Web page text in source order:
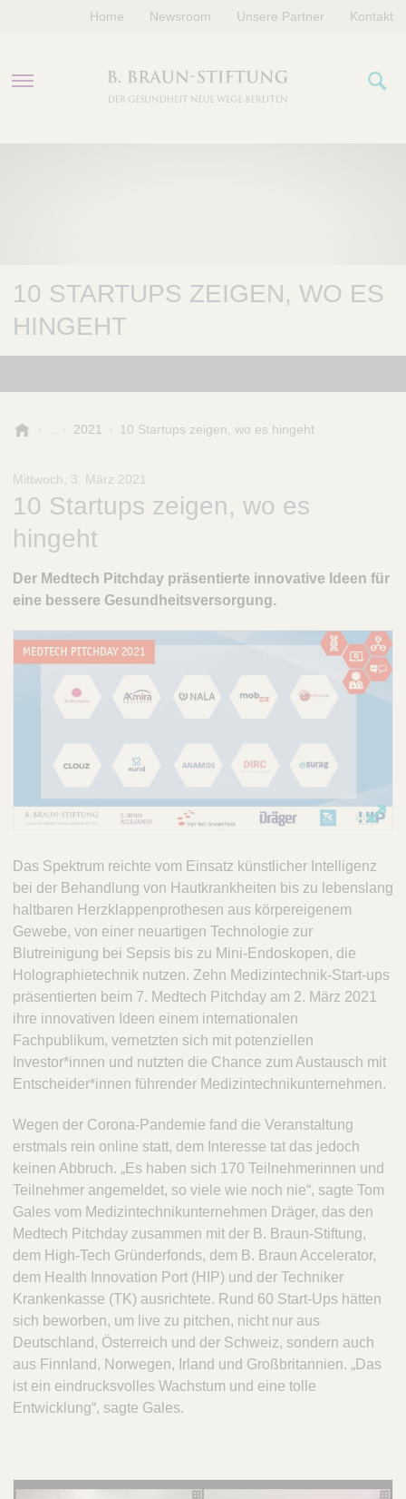
ÜBER UNS
Home Newsroom Unsere Partner Kontakt
10 STARTUPS ZEIGEN, WO ES
HINGEHT
r
a
S
t
f
t
2021 10 Startups zeigen, wo es hingeht
Mittwoch, 3. März 2021
10 Startups zeigen, wo es
hingeht
Der Medtech Pitchday präsentierte innovative Ideen für
eine bessere Gesundheitsversorgung.
Das Spektrum reichte vom Einsatz künstlicher Intelligenz
bei der Behandlung von Hautkrankheiten bis zu lebenslang
haltbaren Herzklappenprothesen aus körpereigenem
Gewebe, von einer neuartigen Technologie zur
Blutreinigung bei Sepsis bis zu Mini-Endoskopen, die
Holographietechnik nutzen. Zehn Medizintechnik-Start-ups
präsentierten beim 7. Medtech Pitchday am 2. März 2021
ihre innovativen Ideen einem internationalen
Fachpublikum, vernetzten sich mit potenziellen
Investor*innen und nutzten die Chance zum Austausch mit
Entscheider*innen führender Medizintechnikunternehmen.
Wegen der Corona-Pandemie fand die Veranstaltung
erstmals rein online statt, dem Interesse tat das jedoch
keinen Abbruch. „Es haben sich 170 Teilnehmerinnen und
Teilnehmer angemeldet, so viele wie noch nie“, sagte Tom
Gales vom Medizintechnikunternehmen Dräger, das den
Medtech Pitchday zusammen mit der B. Braun-Stiftung,
dem High-Tech Gründerfonds, dem B. Braun Accelerator,
dem Health Innovation Port (HIP) und der Techniker
Krankenkasse (TK) ausrichtete. Rund 60 Start-Ups hätten
sich beworben, um live zu pitchen, nicht nur aus
Deutschland, Österreich und der Schweiz, sondern auch
aus Finnland, Norwegen, Irland und Großbritannien. „Das
ist ein eindrucksvolles Wachstum und eine tolle
Entwicklung“, sagte Gales.